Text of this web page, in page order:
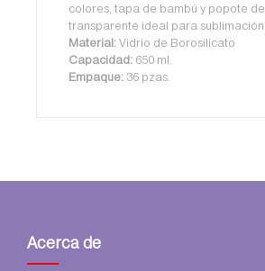
colores, tapa de bambú y popote
transparente ideal para sublimación.
Material: Vidrio de Borosilicato
Capacidad: 650 ml.
Empaque: 36 pzas.
Acerca de